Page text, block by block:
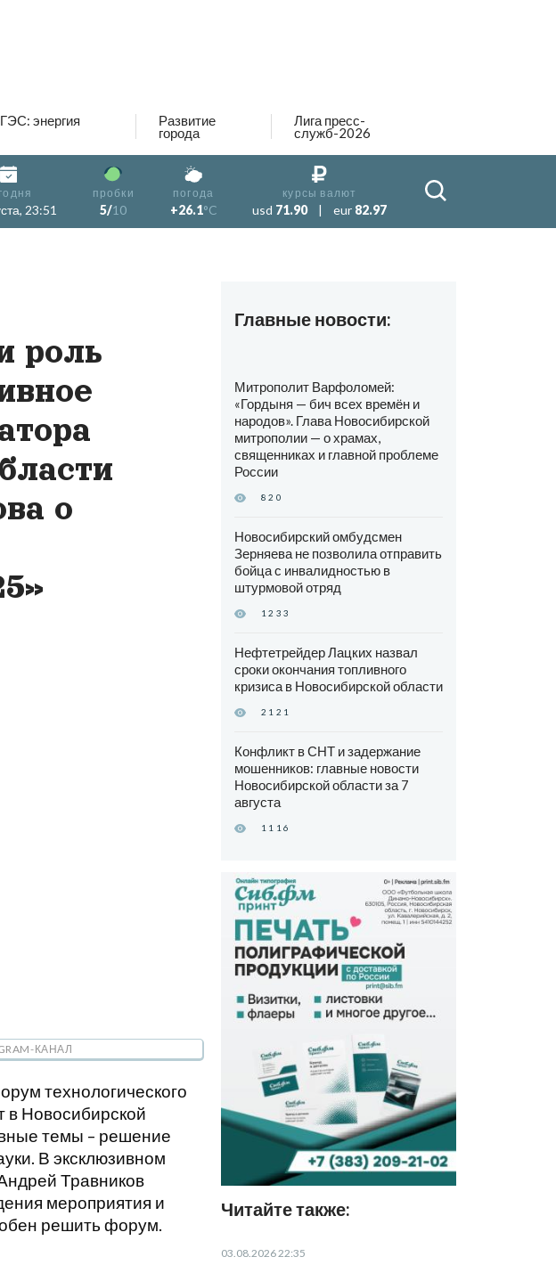
энергия Развитие
города
Лига пресс-
служб-2026
23:51
пробки
5/10
погода
+26.1°C
курсы валют
usd 71.90 | eur 82.97
роль
о
КАНАЛ
технологического
в Новосибирской
темы – решение
В эксклюзивном
Травников
мероприятия и
решить форум.
Главные новости:
Митрополит Варфоломей:
«Гордыня — бич всех времён и
народов». Глава Новосибирской
митрополии — о храмах,
священниках и главной проблеме
России
820
Новосибирский омбудсмен
Зерняева не позволила отправить
бойца с инвалидностью в
штурмовой отряд
1233
Нефтетрейдер Лацких назвал
сроки окончания топливного
кризиса в Новосибирской области
2121
Конфликт в СНТ и задержание
мошенников: главные новости
Новосибирской области за 7
августа
1116
Читайте также:
03.08.2026 22:35